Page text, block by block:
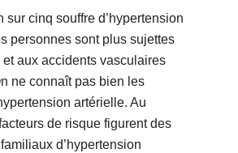
sur cinq souffre d’hypertension
personnes sont plus sujettes
aux accidents vasculaires
ne connaît pas bien les
artérielle. Au
de risque figurent des
d’hypertension